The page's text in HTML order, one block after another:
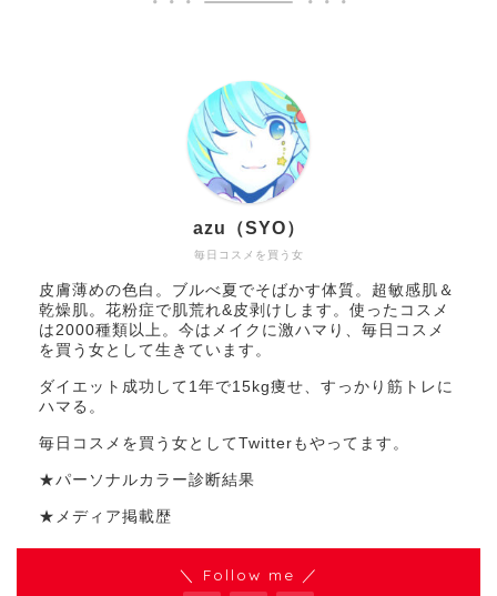
毎日コスメを買う女
azu（SYO）
皮膚薄めの色白。ブルべ夏でそばかす体質。超敏感肌＆
乾燥肌。花粉症で肌荒れ&皮剥けします。使ったコスメ
は2000種類以上。今はメイクに激ハマり、毎日コスメ
を買う女として生きています。
ダイエット成功して1年で15kg痩せ、すっかり筋トレに
ハマる。
毎日コスメを買う女としてTwitterもやってます。
★パーソナルカラー診断結果
★メディア掲載歴
＼ Follow me ／